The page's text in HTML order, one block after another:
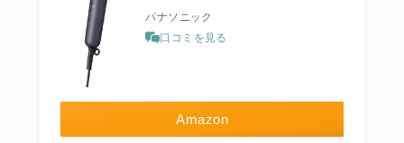
パナソニック
口コミを見る
Amazon